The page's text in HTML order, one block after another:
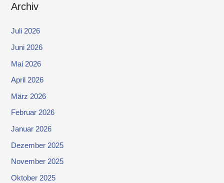
Archiv
Juli 2026
Juni 2026
Mai 2026
April 2026
März 2026
Februar 2026
Januar 2026
Dezember 2025
November 2025
Oktober 2025